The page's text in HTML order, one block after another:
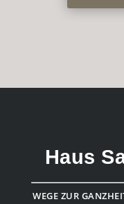
Haus
WEGE ZUR